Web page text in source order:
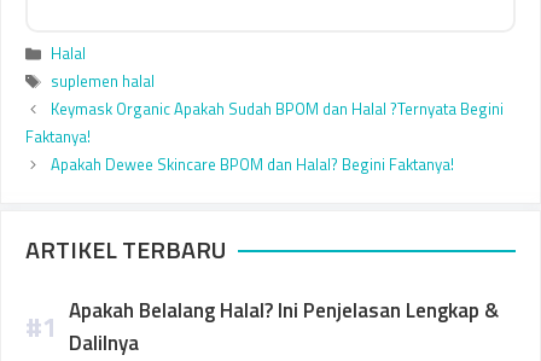
Categories
Halal
Tags
suplemen halal
Keymask Organic Apakah Sudah BPOM dan Halal ?Ternyata Begini
Faktanya!
Apakah Dewee Skincare BPOM dan Halal? Begini Faktanya!
ARTIKEL TERBARU
Apakah Belalang Halal? Ini Penjelasan Lengkap &
Dalilnya